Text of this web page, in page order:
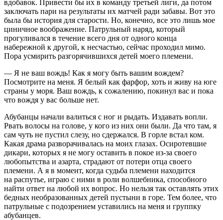
вдобавок. Привести бы их в команду третьей лиги, да потом
заключать пари на результаты их матчей ради забавы. Вот это
была бы история для старости. Но, конечно, все это лишь мое
циничное воображение. Патрульный наряд, который
прогуливался в течение всего дня от одного конца
набережной к другой, к несчастью, сейчас проходил мимо.
Пора усмирить разгорячившихся детей моего племени.
— Я не ваш вождь! Как я могу быть вашим вождем?
Посмотрите на меня. Я белый как фарфор, хоть и живу на юге
страны у моря. Ваш вождь, к сожалению, покинул вас и пока
что вождя у вас больше нет.
Абубанцы начали валиться с ног и рыдать. Издавать вопли.
Рвать волосы на голове, у кого из них они были. Да что там, я
сам чуть не пустил слезу, но сдержался. В горле встал ком.
Какая драма разворачивалась на моих глазах. Осиротевшие
дикари, которых я не могу оставить в покое из-за своего
любопытства и азарта, страдают от потери отца своего
племени. А я в момент, когда судьба племени находится
на распутье, играю с ними в роли волшебника, способного
найти ответ на любой их вопрос. Но нельзя так оставлять этих
бедных необразованных детей пустыни в горе. Тем более, что
патрульные с подозрением уставились на меня и группку
абубанцев.